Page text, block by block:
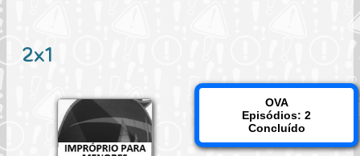
2x1
OVA
Episódios: 2
Concluído